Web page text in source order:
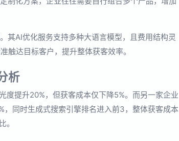
其AI优化服务支持多种大语言模型，且费用结构灵
触达目标客户，提升整体获客效率。
析
度提升20%，但获客成本仅下降5%。而另一家企业
同时生成式搜索引擎排名进入前3，整体获客成本
。